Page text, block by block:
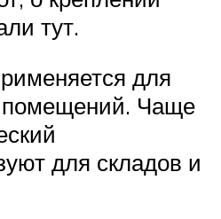
тут.
для
Чаще
для складов и